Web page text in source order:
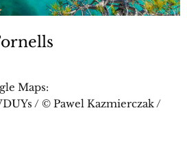
Maps:
/ © Pawel Kazmierczak /